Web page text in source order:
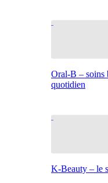
Oral-B – soins
quotidien
K-Beauty – le